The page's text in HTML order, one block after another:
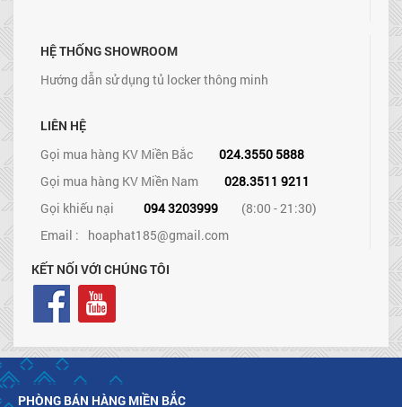
HỆ THỐNG SHOWROOM
Hướng dẫn sử dụng tủ locker thông minh
LIÊN HỆ
Gọi mua hàng KV Miền Bắc
024.3550 5888
Gọi mua hàng KV Miền Nam
028.3511 9211
Gọi khiếu nại
094 3203999
(8:00 - 21:30)
Email : hoaphat185@gmail.com
KẾT NỐI VỚI CHÚNG TÔI
PHÒNG BÁN HÀNG MIỀN BẮC